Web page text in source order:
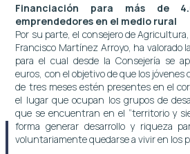
Financiación para más de
emprendedores en el medio rural
Por su parte, el consejero de
Francisco Martínez Arroyo, ha valorado
para el cual desde la Consejería se
euros, con el objetivo de que los
de tres meses estén presentes en el
el lugar que ocupan los grupos de
que se encuentran en el “territorio y
forma generar desarrollo y riqueza
voluntariamente quedarse a vivir en los